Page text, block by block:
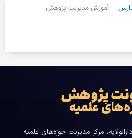
| آموزش مدیریت پژوهش
پژوهش
علمیه
مرکز مدیریت حوزه‌های علمیه